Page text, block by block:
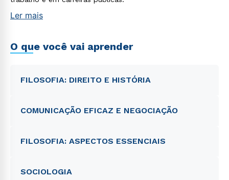
Ler mais
O que você vai aprender
FILOSOFIA: DIREITO E HISTÓRIA
COMUNICAÇÃO EFICAZ E NEGOCIAÇÃO
FILOSOFIA: ASPECTOS ESSENCIAIS
SOCIOLOGIA